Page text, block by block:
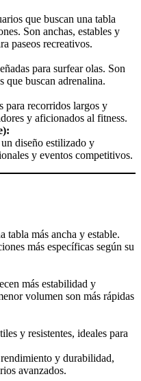
que buscan una tabla
Son anchas, estables y
paseos recreativos.
para surfear olas. Son
que buscan adrenalina.
para recorridos largos y
y aficionados al fitness.
diseño estilizado y
y eventos competitivos.
tabla más ancha y estable.
más específicas según su
más estabilidad y
volumen son más rápidas
y resistentes, ideales para
y durabilidad,
avanzados.